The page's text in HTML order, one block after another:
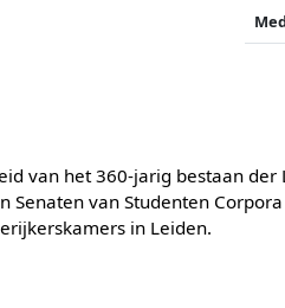
van het 360-jarig bestaan
Senaten van Studenten
in Leiden.